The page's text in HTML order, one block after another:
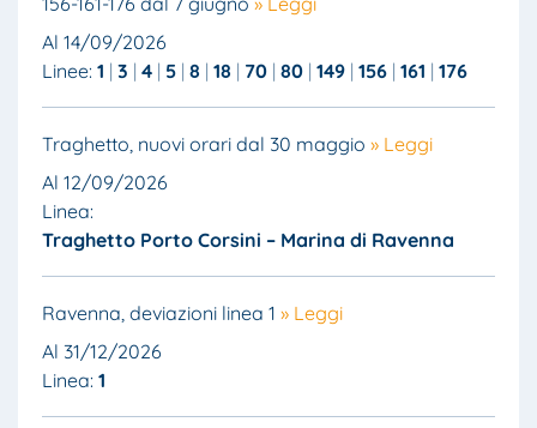
Al 14/09/2026
Linee: 1 3 4 5 8 18 70 80 149 156 161 176
Traghetto, nuovi orari dal 30 maggio » Leggi
Al 12/09/2026
Linea:
Traghetto Porto Corsini – Marina di Ravenna
Ravenna, deviazioni linea 1 » Leggi
Al 31/12/2026
Linea: 1